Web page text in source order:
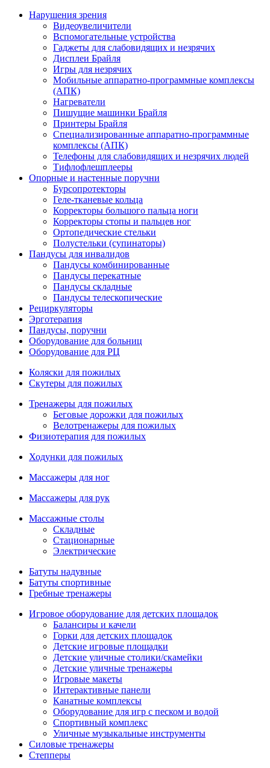
Нарушения зрения
Видеоувеличители
Вспомогательные устройства
Гаджеты для слабовидящих и незрячих
Дисплеи Брайля
Игры для незрячих
Мобильные аппаратно-программные комплексы
(АПК)
Нагреватели
Пишущие машинки Брайля
Принтеры Брайля
Специализированные аппаратно-программные
комплексы (АПК)
Телефоны для слабовидящих и незрячих людей
Тифлофлешплееры
Опорные и настенные поручни
Бурсопротекторы
Геле-тканевые кольца
Корректоры большого пальца ноги
Корректоры стопы и пальцев ног
Ортопедические стельки
Полустельки (супинаторы)
Пандусы для инвалидов
Пандусы комбинированные
Пандусы перекатные
Пандусы складные
Пандусы телескопические
Рециркуляторы
Эрготерапия
Пандусы, поручни
Оборудование для больниц
Оборудование для РЦ
Коляски для пожилых
Скутеры для пожилых
Тренажеры для пожилых
Беговые дорожки для пожилых
Велотренажеры для пожилых
Физиотерапия для пожилых
Ходунки для пожилых
Массажеры для ног
Массажеры для рук
Массажные столы
Складные
Стационарные
Электрические
Батуты надувные
Батуты спортивные
Гребные тренажеры
Игровое оборудование для детских площадок
Балансиры и качели
Горки для детских площадок
Детские игровые площадки
Детские уличные столики/скамейки
Детские уличные тренажеры
Игровые макеты
Интерактивные панели
Канатные комплексы
Оборудование для игр с песком и водой
Спортивный комплекс
Уличные музыкальные инструменты
Силовые тренажеры
Степперы